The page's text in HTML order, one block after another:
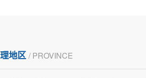
姐地区 / PROVINCE